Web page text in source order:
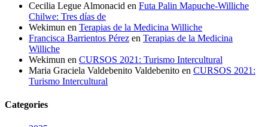
Cecilia Legue Almonacid en Futa Palin Mapuche-Williche
Chilwe: Tres días de
Wekimun en Terapias de la Medicina Williche
Francisca Barrientos Pérez en Terapias de la Medicina
Williche
Wekimun en CURSOS 2021: Turismo Intercultural
Maria Graciela Valdebenito Valdebenito en CURSOS 2021:
Turismo Intercultural
Categories